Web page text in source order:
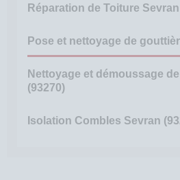
Réparation de Toiture
Pose et nettoyage de
Nettoyage et démoussage
(93270)
Isolation Combles Sevran